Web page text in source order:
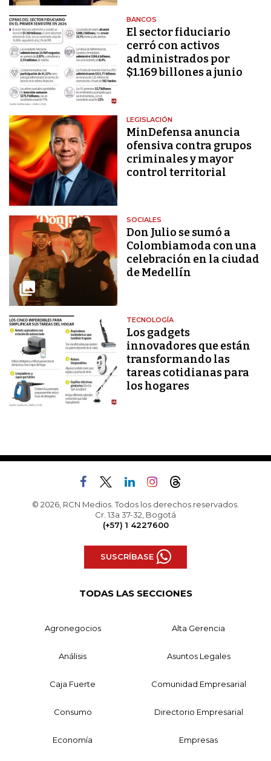
BANCOS
El sector fiduciario
cerró con activos
administrados por
$1.169 billones a junio
LEGISLACIÓN
MinDefensa anuncia
ofensiva contra grupos
criminales y mayor
control territorial
SOCIALES
Don Julio se sumó a
Colombiamoda con una
celebración en la ciudad
de Medellín
TECNOLOGÍA
Los gadgets
innovadores que están
transformando las
tareas cotidianas para
los hogares
© 2026, RCN Medios. Todos los derechos reservados.
Cr. 13a 37-32, Bogotá
(+57) 1 4227600
SUSCRÍBASE
TODAS LAS SECCIONES
Agronegocios Alta Gerencia
Análisis Asuntos Legales
Caja Fuerte Comunidad Empresarial
Consumo Directorio Empresarial
Economía Empresas